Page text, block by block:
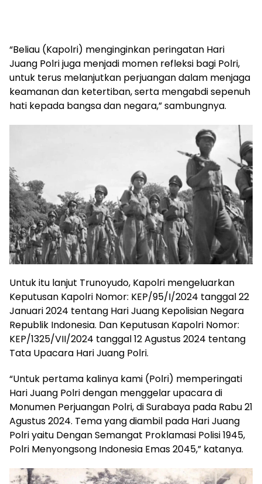
“Beliau (Kapolri) menginginkan peringatan Hari
Juang Polri juga menjadi momen refleksi bagi Polri,
untuk terus melanjutkan perjuangan dalam menjaga
keamanan dan ketertiban, serta mengabdi sepenuh
hati kepada bangsa dan negara,” sambungnya.
Untuk itu lanjut Trunoyudo, Kapolri mengeluarkan
Keputusan Kapolri Nomor: KEP/95/I/2024 tanggal 22
Januari 2024 tentang Hari Juang Kepolisian Negara
Republik Indonesia. Dan Keputusan Kapolri Nomor:
KEP/1325/VII/2024 tanggal 12 Agustus 2024 tentang
Tata Upacara Hari Juang Polri.
“Untuk pertama kalinya kami (Polri) memperingati
Hari Juang Polri dengan menggelar upacara di
Monumen Perjuangan Polri, di Surabaya pada Rabu 21
Agustus 2024. Tema yang diambil pada Hari Juang
Polri yaitu Dengan Semangat Proklamasi Polisi 1945,
Polri Menyongsong Indonesia Emas 2045,” katanya.